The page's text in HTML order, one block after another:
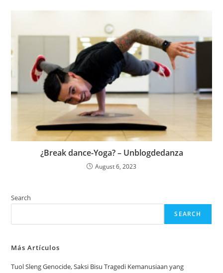
¿Break dance-Yoga? – Unblogdedanza
August 6, 2023
Search
SEARCH
Más Artículos
Tuol Sleng Genocide, Saksi Bisu Tragedi Kemanusiaan yang